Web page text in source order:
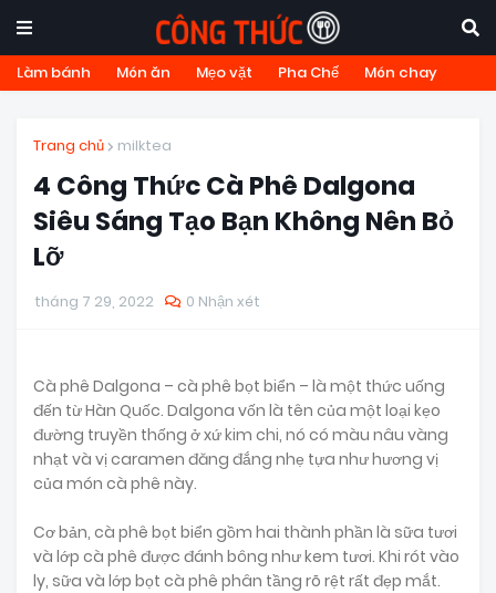
Làm bánh Món ăn Mẹo vặt Pha Chế Món chay
Trang chủ milktea
4 Công Thức Cà Phê Dalgona
Siêu Sáng Tạo Bạn Không Nên Bỏ
Lỡ
tháng 7 29, 2022 0 Nhận xét
Cà phê Dalgona – cà phê bọt biển – là một thức uống
đến từ Hàn Quốc. Dalgona vốn là tên của một loại kẹo
đường truyền thống ở xứ kim chi, nó có màu nâu vàng
nhạt và vị caramen đăng đắng nhẹ tựa như hương vị
của món cà phê này.
Cơ bản, cà phê bọt biển gồm hai thành phần là sữa tươi
và lớp cà phê được đánh bông như kem tươi. Khi rót vào
ly, sữa và lớp bọt cà phê phân tầng rõ rệt rất đẹp mắt.